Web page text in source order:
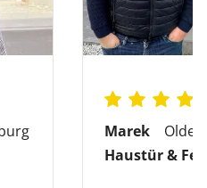
Marek
Haustür &